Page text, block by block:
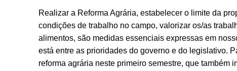
Realizar a Reforma Agrária, estabelecer o limite da
condições de trabalho no campo, valorizar os/as
alimentos, são medidas essenciais expressas em
está entre as prioridades do governo e do legislativo.
reforma agrária neste primeiro semestre, que